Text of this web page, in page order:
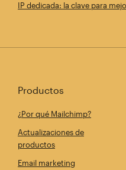
IP dedicada: la clave para
Productos
¿Por qué Mailchimp?
Actualizaciones de
productos
Email marketing